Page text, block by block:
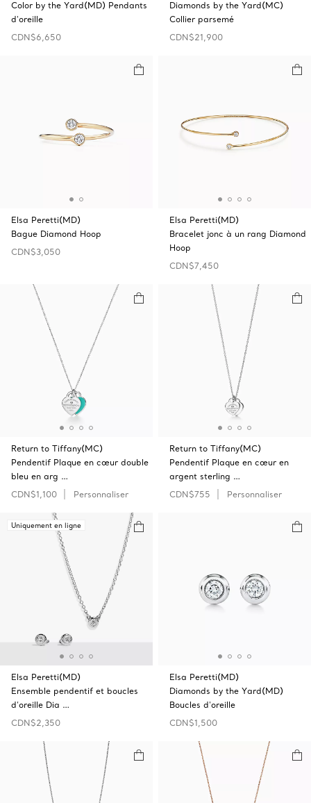
Color by the Yard(MD) Pendants
d'oreille
CDN$6,650
Diamonds by the Yard(MC)
Collier parsemé
CDN$21,900
Elsa Peretti(MD)
Bague Diamond Hoop
CDN$3,050
Elsa Peretti(MD)
Bracelet jonc à un rang Diamond
Hoop
CDN$7,450
Return to Tiffany(MC)
Pendentif Plaque en cœur double
bleu en arg …
CDN$1,100
Personnaliser
Return to Tiffany(MC)
Pendentif Plaque en cœur en
argent sterling …
CDN$755
Personnaliser
Uniquement en ligne
Elsa Peretti(MD)
Ensemble pendentif et boucles
d’oreille Dia …
CDN$2,350
Elsa Peretti(MD)
Diamonds by the Yard(MD)
Boucles d'oreille
CDN$1,500